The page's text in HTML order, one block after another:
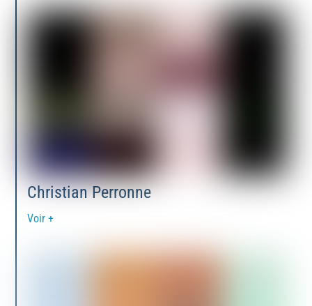
Christian Perronne
Voir +